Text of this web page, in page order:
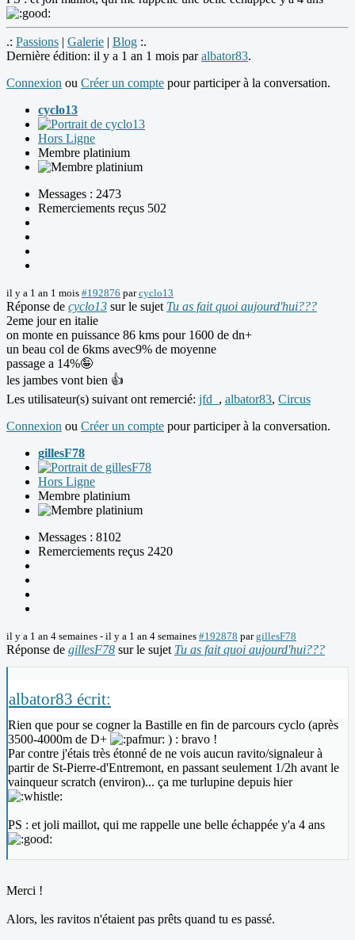
.: Passions | Galerie | Blog :.
Dernière édition: il y a 1 an 1 mois paralbator83.
Connexion ou Créer un compte pour participer à la conversation.
cyclo13
Hors Ligne
Membre platinium
Messages : 2473
Remerciements reçus 502
il y a 1 an 1 mois #192876 parcyclo13
Réponse de cyclo13 sur le sujet Tu as fait quoi aujourd'hui???
2eme jour en italie
on monte en puissance 86 kms pour 1600 de dn+
un beau col de 6kms avec9% de moyenne
passage a 14%🤪
les jambes vont bien 👍
Les utilisateur(s) suivant ont remercié: jfd_ , albator83, Circus
Connexion ou Créer un compte pour participer à la conversation.
gillesF78
Hors Ligne
Membre platinium
Messages : 8102
Remerciements reçus 2420
il y a 1 an 4 semaines - il y a 1 an 4 semaines #192878 pargillesF78
Réponse de gillesF78 sur le sujet Tu as fait quoi aujourd'hui???
albator83 écrit:
Rien que pour se cogner la Bastille en fin de parcours cyclo (après
3500-4000m de D+
) : bravo !
Par contre j'étais très étonné de ne vois aucun ravito/signaleur à
partir de St-Pierre-d'Entremont, en passant seulement 1/2h avant le
vainqueur scratch (environ)... ça me turlupine depuis hier
PS : et joli maillot, qui me rappelle une belle échappée y'a 4 ans
Merci !
Alors, les ravitos n'étaient pas prêts quand tu es passé.